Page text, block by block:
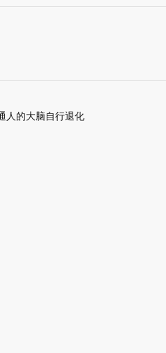
人的大脑自行退化